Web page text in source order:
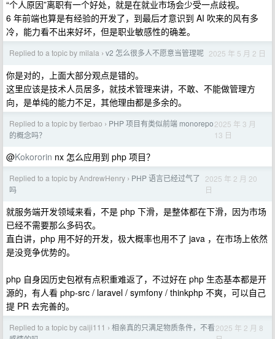
“个人原因”离职有一个好处，就是在就业市场会少受一点歧视。
6 年前端也算是有经验的开发了，到最后才意识到 AI 吹来的风有多
冷，能力看不出来好坏，但是职业敏感性的确差。
Replied to a topic by milala › v2 怎么很多人不愿意当管理呢 2025 年 5 月 2 日
你是对的，上面大部分观点是错的。
这里应该是技术人员居多，就技术管理来讲，不敢、不能做管理方
向，是单纯的能力不足，其他理由都是多余的。
Replied to a topic by tlerbao › PHP 项目有类似前端 monorepo
的概念吗？
2025 年 3 月
13 日
@Kokororin nx 怎么应用到 php 项目？
Replied to a topic by AndrewHenry › PHP 语言已经过气了
吗
2025 年 2 月 20
日
就服务端开发领域来看，不是 php 下滑，是整体都在下滑，因为市场
已经不需要那么多码农。
直白讲，php 用不好的开发，极大概率也用不了 java ，在市场上依然
是没竞争优势的。
php 自身因历史包袱有点积重难返了，不过好在 php 生态基本都是开
源的，有人看 php-src / laravel / symfony / thinkphp 不爽，可以自己
提 PR 去完善的。
Replied to a topic by caiji111 › 相亲真的只满足物质条件，不看2025 年 2 月 8